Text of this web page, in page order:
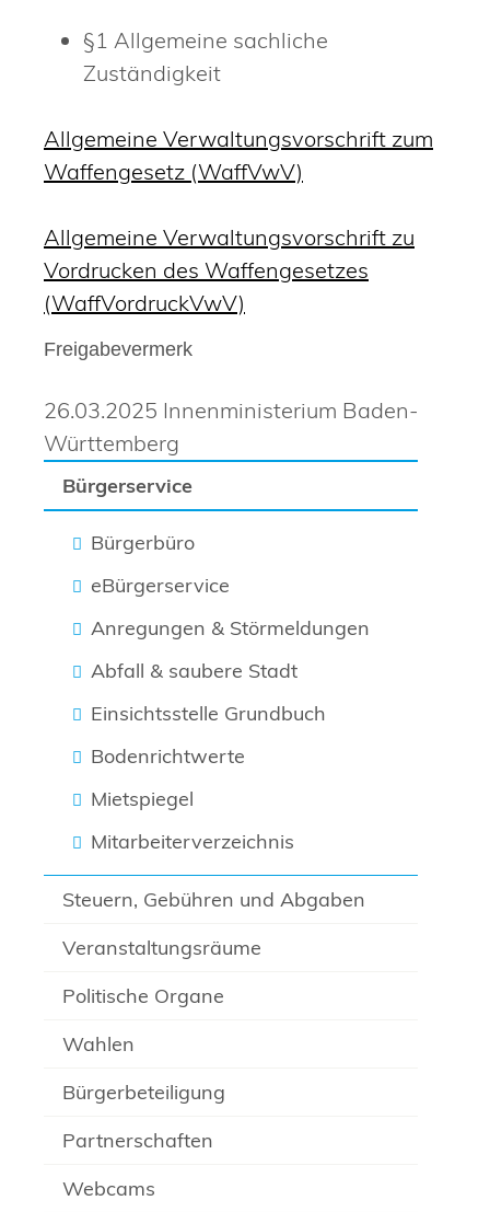
Bürgerservice
Bürgerbüro
eBürgerservice
Anregungen & Störmeldungen
Abfall & saubere Stadt
Einsichtsstelle Grundbuch
Bodenrichtwerte
Mietspiegel
Mitarbeiterverzeichnis
Steuern, Gebühren und Abgaben
Veranstaltungsräume
Politische Organe
Wahlen
Bürgerbeteiligung
Partnerschaften
Webcams
§1 Allgemeine sachliche
Zuständigkeit
Allgemeine Verwaltungsvorschrift zum
Waffengesetz (WaffVwV)
Allgemeine Verwaltungsvorschrift zu
Vordrucken des Waffengesetzes
(WaffVordruckVwV)
Freigabevermerk
26.03.2025 Innenministerium Baden-
Württemberg